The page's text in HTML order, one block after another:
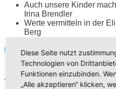
Auch unsere Kinder
Irina Brendler
Werte vermitteln in der
Berg
HIER ONLINE LESEN
Diese Seite nutzt
Technologien von
Funktionen einzubinden.
„Alle akzeptieren“ klicken,